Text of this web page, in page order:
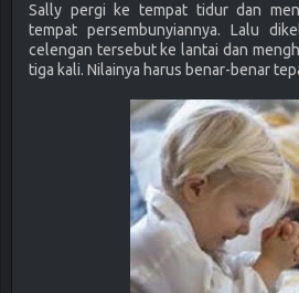
Sally pergi ke tempat tidur dan
tempat persembunyiannya. Lalu
celengan tersebut ke lantai dan
tiga kali. Nilainya harus benar-benar